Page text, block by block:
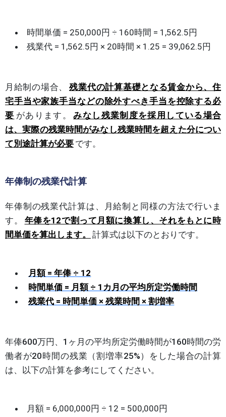
時間単価 = 250,000円 ÷ 160時間 = 1,562.5円
残業代 = 1,562.5円 × 20時間 × 1.25 = 39,062.5円
月給制の場合、
残業代の計算基礎となる賃金から、住
宅手当や家族手当などの除外すべき手当を控除する必
要 があります。
みなし残業制度を採用している場合
は、実際の残業時間がみなし残業時間を超えた分につい
て別途計算が必要 です。
年俸制の残業代計算
年俸制の残業代計算は、月給制と同様の方法で行いま
す。
年俸を12で割って月額に換算し、それをもとに時
間単価を算出します。
計算式は以下のとおりです。
月額 = 年俸 ÷ 12
時間単価 = 月額 ÷ 1カ月の平均所定労働時間
残業代 = 時間単価 × 残業時間 × 割増率
年俸600万円、1ヶ月の平均所定労働時間が160時間の労
働者が20時間の残業（割増率25%）をした場合の計算
は、以下の計算を参考にしてください。
月額 = 6,000,000円 ÷ 12 = 500,000円